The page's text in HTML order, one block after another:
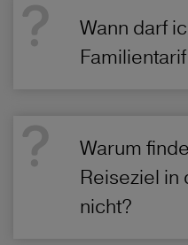
Wann darf
Warum
Reiseziel in
nicht?